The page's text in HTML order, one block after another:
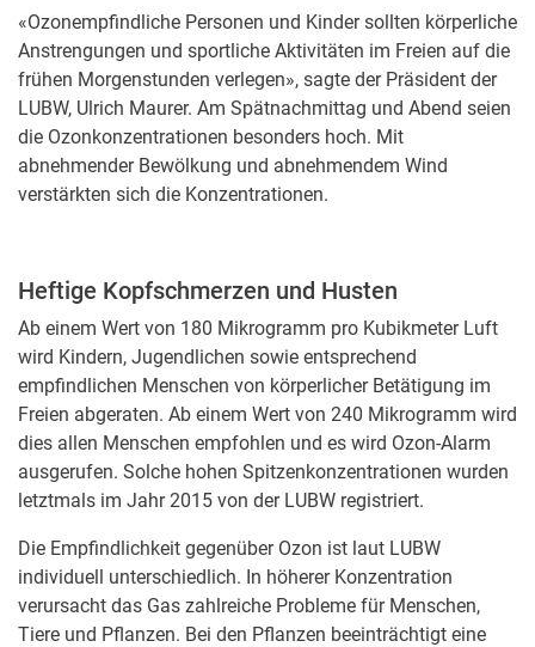
«Ozonempfindliche Personen und Kinder sollten körperliche
Anstrengungen und sportliche Aktivitäten im Freien auf die
frühen Morgenstunden verlegen», sagte der Präsident der
LUBW, Ulrich Maurer. Am Spätnachmittag und Abend seien
die Ozonkonzentrationen besonders hoch. Mit
abnehmender Bewölkung und abnehmendem Wind
verstärkten sich die Konzentrationen.
Heftige Kopfschmerzen und Husten
Ab einem Wert von 180 Mikrogramm pro Kubikmeter Luft
wird Kindern, Jugendlichen sowie entsprechend
empfindlichen Menschen von körperlicher Betätigung im
Freien abgeraten. Ab einem Wert von 240 Mikrogramm wird
dies allen Menschen empfohlen und es wird Ozon-Alarm
ausgerufen. Solche hohen Spitzenkonzentrationen wurden
letztmals im Jahr 2015 von der LUBW registriert.
Die Empfindlichkeit gegenüber Ozon ist laut LUBW
individuell unterschiedlich. In höherer Konzentration
verursacht das Gas zahlreiche Probleme für Menschen,
Tiere und Pflanzen. Bei den Pflanzen beeinträchtigt eine